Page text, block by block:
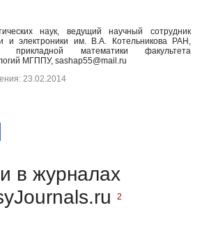
наук, ведущий научный сотрудник
и электроники им. В.А. Котельникова РАН,
математики факультета
МГППУ, sashap55@mail.ru
23.02.2014
в журналах
2